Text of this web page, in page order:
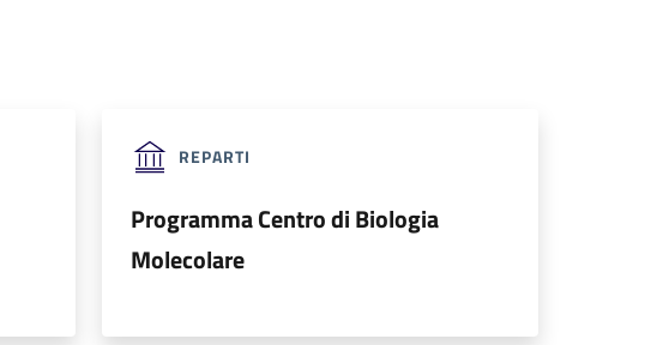
REPARTI
Programma Centro di Biologia
Molecolare